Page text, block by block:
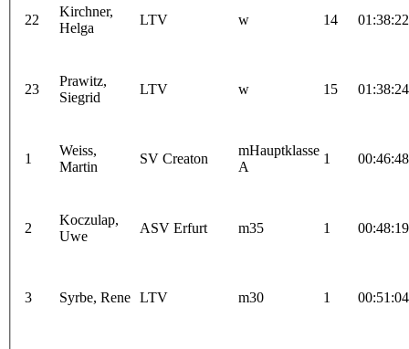
22
Kirchner,
Helga
LTV w 14 01:38:22
23
Prawitz,
Siegrid
LTV w 15 01:38:24
1
Weiss,
Martin
SV Creaton
mHauptklasse
A
1 00:46:48
2
Koczulap,
Uwe
ASV Erfurt m35 1 00:48:19
3 Syrbe, Rene LTV m30 1 00:51:04